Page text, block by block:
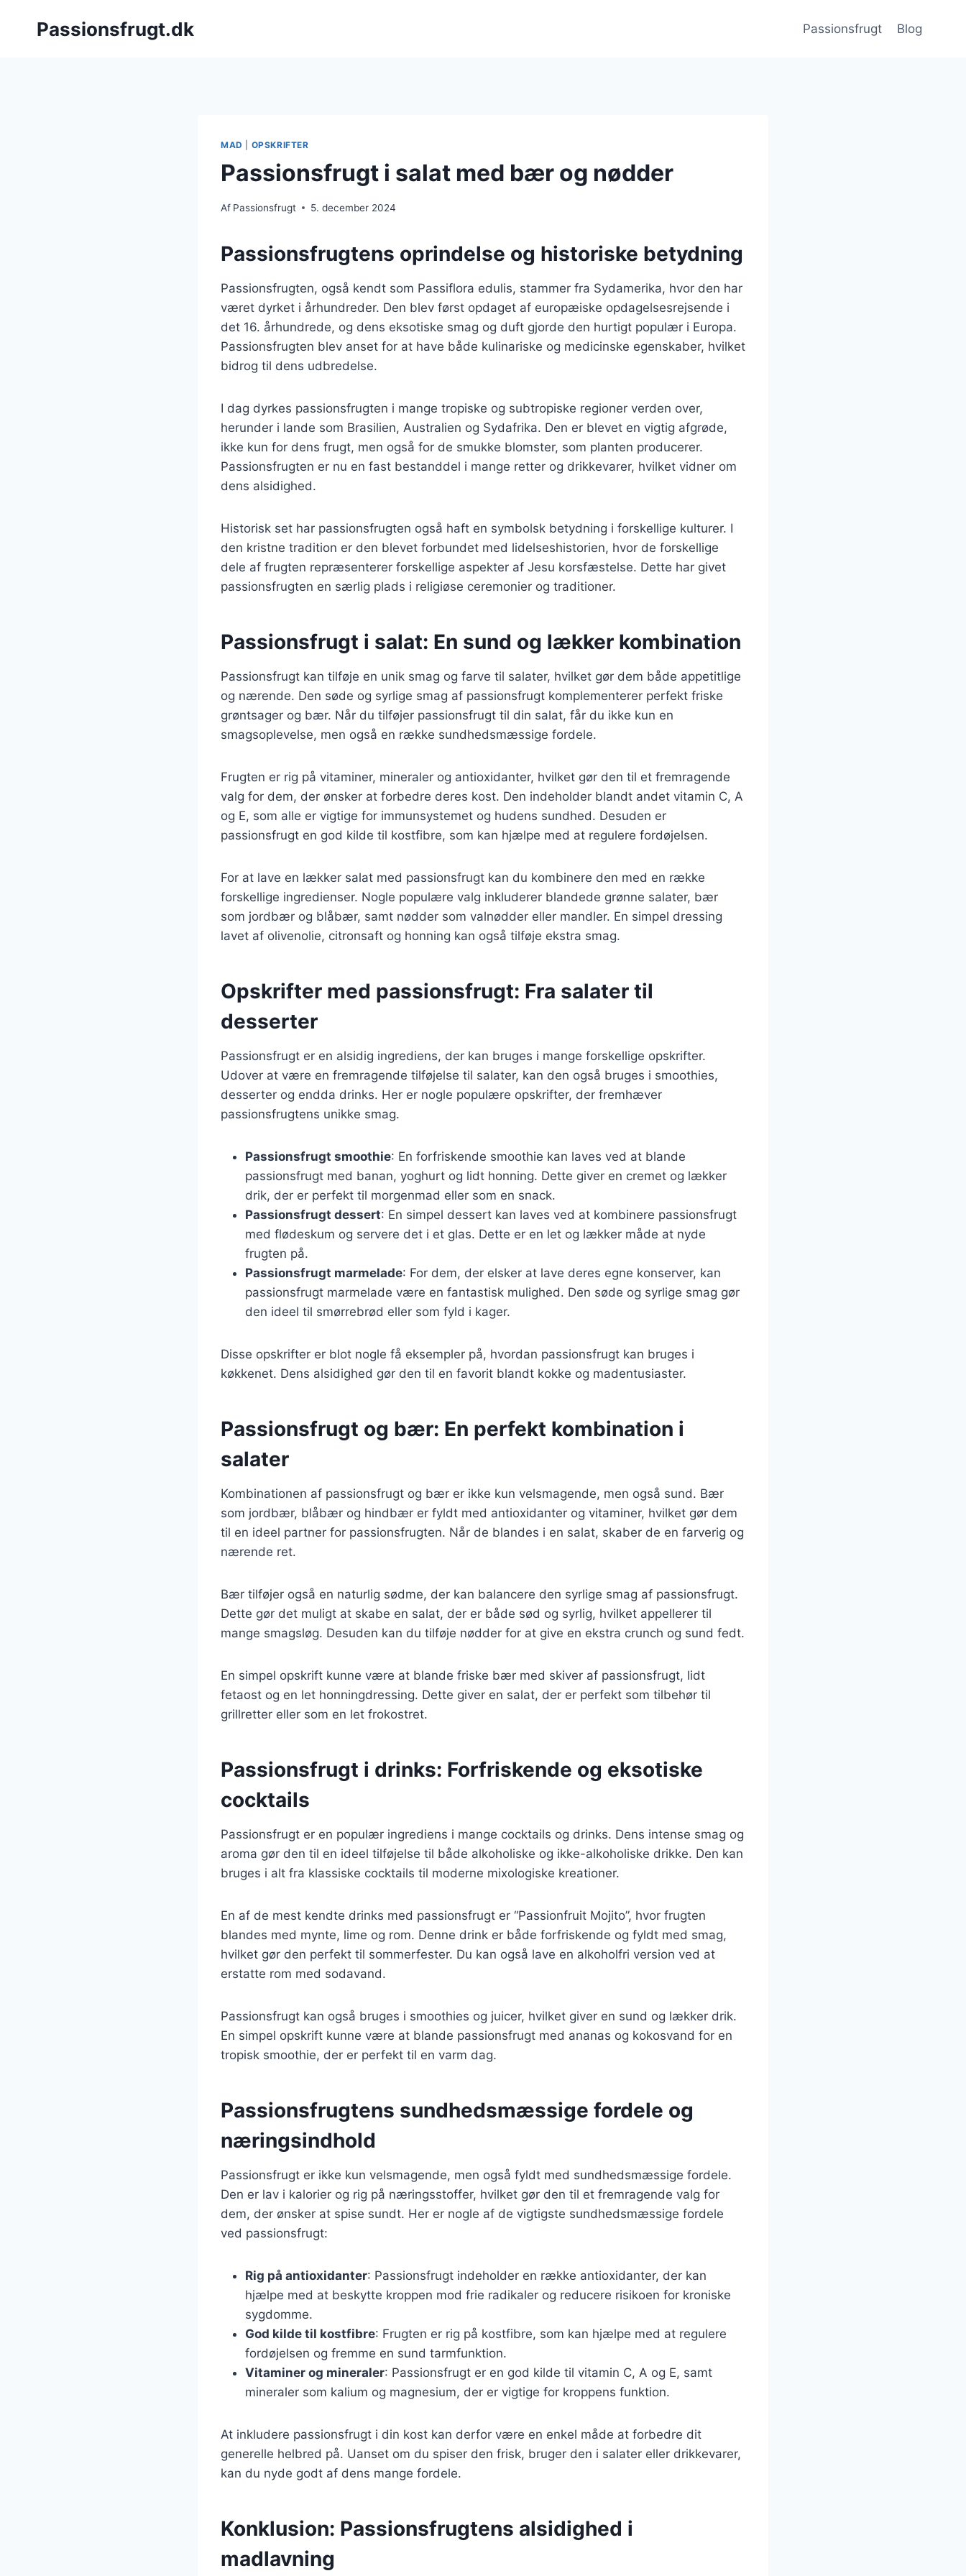
Passionsfrugt.dk Passionsfrugt Blog
MAD OPSKRIFTER
Passionsfrugt i salat med bær og nødder
Af Passionsfrugt 5. december 2024
Passionsfrugtens oprindelse og historiske betydning
Passionsfrugten, også kendt som Passiflora edulis, stammer fra Sydamerika, hvor den har
været dyrket i århundreder. Den blev først opdaget af europæiske opdagelsesrejsende i
det 16. århundrede, og dens eksotiske smag og duft gjorde den hurtigt populær i Europa.
Passionsfrugten blev anset for at have både kulinariske og medicinske egenskaber, hvilket
bidrog til dens udbredelse.
I dag dyrkes passionsfrugten i mange tropiske og subtropiske regioner verden over,
herunder i lande som Brasilien, Australien og Sydafrika. Den er blevet en vigtig afgrøde,
ikke kun for dens frugt, men også for de smukke blomster, som planten producerer.
Passionsfrugten er nu en fast bestanddel i mange retter og drikkevarer, hvilket vidner om
dens alsidighed.
Historisk set har passionsfrugten også haft en symbolsk betydning i forskellige kulturer. I
den kristne tradition er den blevet forbundet med lidelseshistorien, hvor de forskellige
dele af frugten repræsenterer forskellige aspekter af Jesu korsfæstelse. Dette har givet
passionsfrugten en særlig plads i religiøse ceremonier og traditioner.
Passionsfrugt i salat: En sund og lækker kombination
Passionsfrugt kan tilføje en unik smag og farve til salater, hvilket gør dem både appetitlige
og nærende. Den søde og syrlige smag af passionsfrugt komplementerer perfekt friske
grøntsager og bær. Når du tilføjer passionsfrugt til din salat, får du ikke kun en
smagsoplevelse, men også en række sundhedsmæssige fordele.
Frugten er rig på vitaminer, mineraler og antioxidanter, hvilket gør den til et fremragende
valg for dem, der ønsker at forbedre deres kost. Den indeholder blandt andet vitamin C, A
og E, som alle er vigtige for immunsystemet og hudens sundhed. Desuden er
passionsfrugt en god kilde til kostfibre, som kan hjælpe med at regulere fordøjelsen.
For at lave en lækker salat med passionsfrugt kan du kombinere den med en række
forskellige ingredienser. Nogle populære valg inkluderer blandede grønne salater, bær
som jordbær og blåbær, samt nødder som valnødder eller mandler. En simpel dressing
lavet af olivenolie, citronsaft og honning kan også tilføje ekstra smag.
Opskrifter med passionsfrugt: Fra salater til
desserter
Passionsfrugt er en alsidig ingrediens, der kan bruges i mange forskellige opskrifter.
Udover at være en fremragende tilføjelse til salater, kan den også bruges i smoothies,
desserter og endda drinks. Her er nogle populære opskrifter, der fremhæver
passionsfrugtens unikke smag.
Passionsfrugt smoothie: En forfriskende smoothie kan laves ved at blande
passionsfrugt med banan, yoghurt og lidt honning. Dette giver en cremet og lækker
drik, der er perfekt til morgenmad eller som en snack.
Passionsfrugt dessert: En simpel dessert kan laves ved at kombinere passionsfrugt
med flødeskum og servere det i et glas. Dette er en let og lækker måde at nyde
frugten på.
Passionsfrugt marmelade: For dem, der elsker at lave deres egne konserver, kan
passionsfrugt marmelade være en fantastisk mulighed. Den søde og syrlige smag gør
den ideel til smørrebrød eller som fyld i kager.
Disse opskrifter er blot nogle få eksempler på, hvordan passionsfrugt kan bruges i
køkkenet. Dens alsidighed gør den til en favorit blandt kokke og madentusiaster.
Passionsfrugt og bær: En perfekt kombination i
salater
Kombinationen af passionsfrugt og bær er ikke kun velsmagende, men også sund. Bær
som jordbær, blåbær og hindbær er fyldt med antioxidanter og vitaminer, hvilket gør dem
til en ideel partner for passionsfrugten. Når de blandes i en salat, skaber de en farverig og
nærende ret.
Bær tilføjer også en naturlig sødme, der kan balancere den syrlige smag af passionsfrugt.
Dette gør det muligt at skabe en salat, der er både sød og syrlig, hvilket appellerer til
mange smagsløg. Desuden kan du tilføje nødder for at give en ekstra crunch og sund fedt.
En simpel opskrift kunne være at blande friske bær med skiver af passionsfrugt, lidt
fetaost og en let honningdressing. Dette giver en salat, der er perfekt som tilbehør til
grillretter eller som en let frokostret.
Passionsfrugt i drinks: Forfriskende og eksotiske
cocktails
Passionsfrugt er en populær ingrediens i mange cocktails og drinks. Dens intense smag og
aroma gør den til en ideel tilføjelse til både alkoholiske og ikke-alkoholiske drikke. Den kan
bruges i alt fra klassiske cocktails til moderne mixologiske kreationer.
En af de mest kendte drinks med passionsfrugt er “Passionfruit Mojito”, hvor frugten
blandes med mynte, lime og rom. Denne drink er både forfriskende og fyldt med smag,
hvilket gør den perfekt til sommerfester. Du kan også lave en alkoholfri version ved at
erstatte rom med sodavand.
Passionsfrugt kan også bruges i smoothies og juicer, hvilket giver en sund og lækker drik.
En simpel opskrift kunne være at blande passionsfrugt med ananas og kokosvand for en
tropisk smoothie, der er perfekt til en varm dag.
Passionsfrugtens sundhedsmæssige fordele og
næringsindhold
Passionsfrugt er ikke kun velsmagende, men også fyldt med sundhedsmæssige fordele.
Den er lav i kalorier og rig på næringsstoffer, hvilket gør den til et fremragende valg for
dem, der ønsker at spise sundt. Her er nogle af de vigtigste sundhedsmæssige fordele
ved passionsfrugt:
Rig på antioxidanter: Passionsfrugt indeholder en række antioxidanter, der kan
hjælpe med at beskytte kroppen mod frie radikaler og reducere risikoen for kroniske
sygdomme.
God kilde til kostfibre: Frugten er rig på kostfibre, som kan hjælpe med at regulere
fordøjelsen og fremme en sund tarmfunktion.
Vitaminer og mineraler: Passionsfrugt er en god kilde til vitamin C, A og E, samt
mineraler som kalium og magnesium, der er vigtige for kroppens funktion.
At inkludere passionsfrugt i din kost kan derfor være en enkel måde at forbedre dit
generelle helbred på. Uanset om du spiser den frisk, bruger den i salater eller drikkevarer,
kan du nyde godt af dens mange fordele.
Konklusion: Passionsfrugtens alsidighed i
madlavning